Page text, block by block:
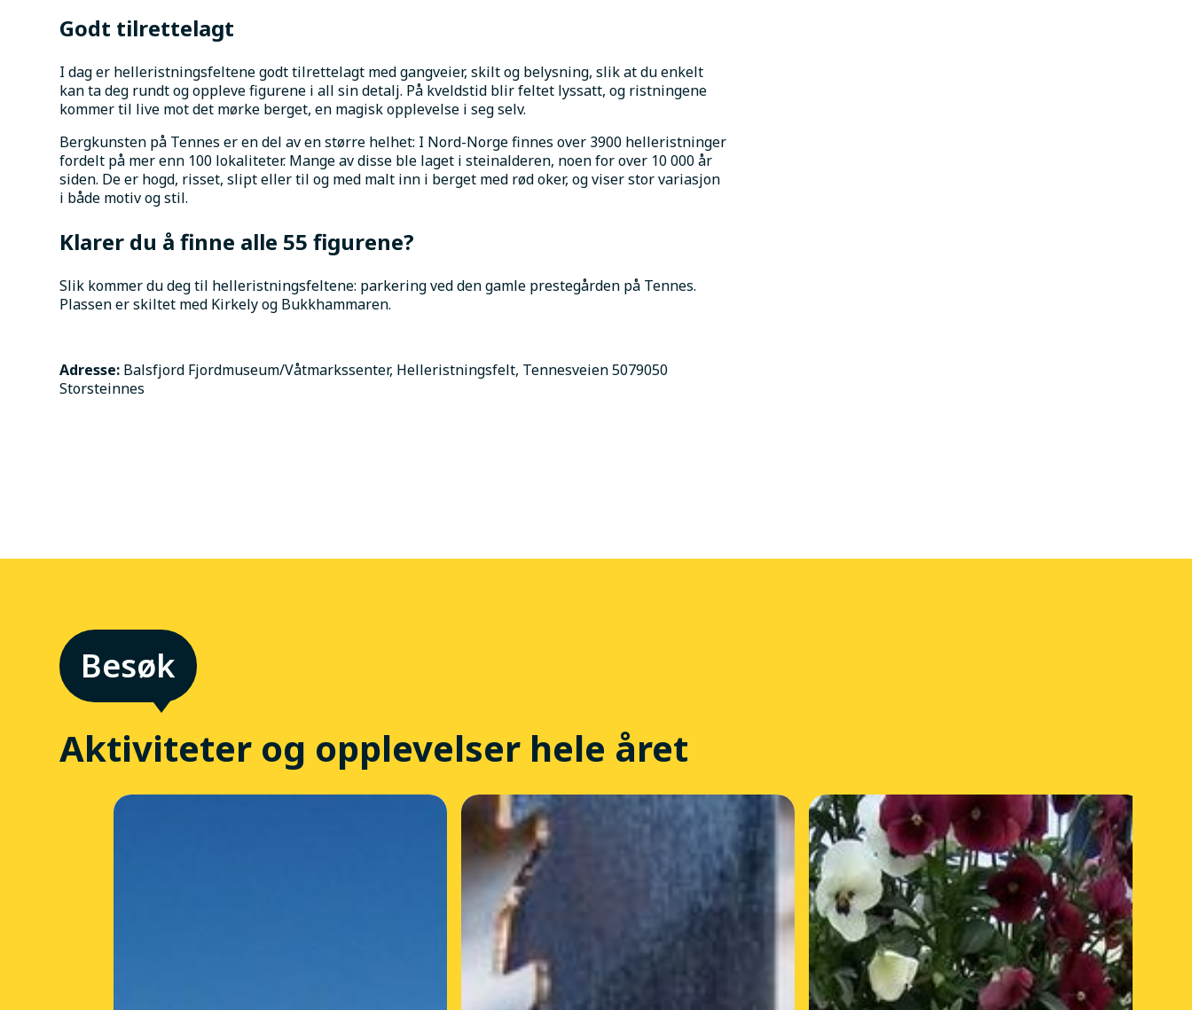
Godt tilrettelagt
I dag er helleristningsfeltene godt tilrettelagt med gangveier, skilt og belysning, slik at du enkelt
kan ta deg rundt og oppleve figurene i all sin detalj. På kveldstid blir feltet lyssatt, og ristningene
kommer til live mot det mørke berget, en magisk opplevelse i seg selv.
Bergkunsten på Tennes er en del av en større helhet: I Nord-Norge finnes over 3900 helleristninger
fordelt på mer enn 100 lokaliteter. Mange av disse ble laget i steinalderen, noen for over 10 000 år
siden. De er hogd, risset, slipt eller til og med malt inn i berget med rød oker, og viser stor variasjon
i både motiv og stil.
Klarer du å finne alle 55 figurene?
Slik kommer du deg til helleristningsfeltene: parkering ved den gamle prestegården på Tennes.
Plassen er skiltet med Kirkely og Bukkhammaren.
Adresse: Balsfjord Fjordmuseum/Våtmarkssenter, Helleristningsfelt, Tennesveien 5079050
Storsteinnes
Aktiviteter og opplevelser hele året